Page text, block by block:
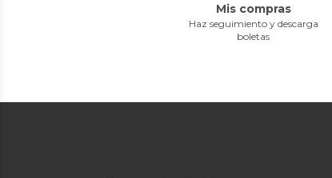
Mis compras
Haz seguimiento y descarga
boletas